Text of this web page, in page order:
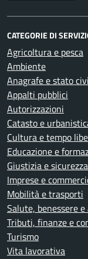
CATEGORIE DI
Agricoltura e pesca
Ambiente
Anagrafe e stato
Appalti pubblici
Autorizzazioni
Catasto e
Cultura e tempo
Educazione e
Giustizia e
Imprese e
Mobilità e trasporti
Salute, benessere
Tributi, finanze e
Turismo
Vita lavorativa